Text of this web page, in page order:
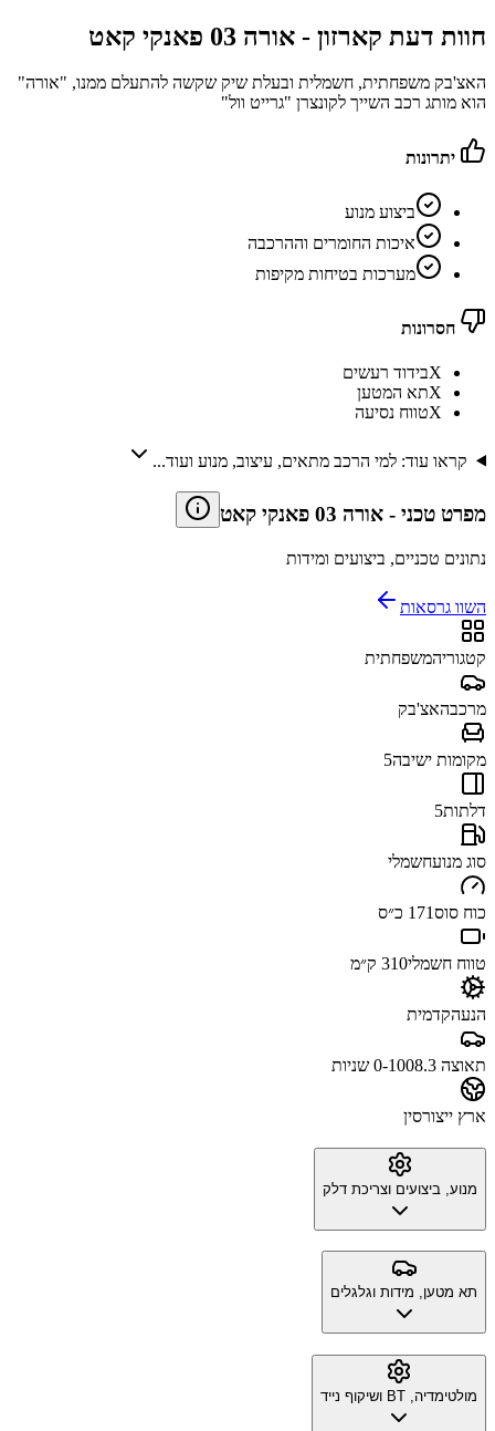
חוות דעת קארזון - אורה 03 פאנקי קאט
האצ'בק משפחתית, חשמלית ובעלת שיק שקשה להתעלם ממנו, "אורה"
הוא מותג רכב השייך לקונצרן "גרייט וול"
יתרונות
ביצוע מנוע
איכות החומרים וההרכבה
מערכות בטיחות מקיפות
חסרונות
Xבידוד רעשים
Xתא המטען
Xטווח נסיעה
קראו עוד: למי הרכב מתאים, עיצוב, מנוע ועוד...
מפרט טכני - אורה 03 פאנקי קאט
נתונים טכניים, ביצועים ומידות
השוו גרסאות
קטגוריהמשפחתית
מרכבהאצ'בק
מקומות ישיבה5
דלתות5
סוג מנועחשמלי
כוח סוס171 כ״ס
טווח חשמלי310 ק״מ
הנעהקדמית
תאוצה 0-100 8.3 שניות
ארץ ייצורסין
מנוע, ביצועים וצריכת דלק
תא מטען, מידות וגלגלים
מולטימדיה, BT ושיקוף נייד